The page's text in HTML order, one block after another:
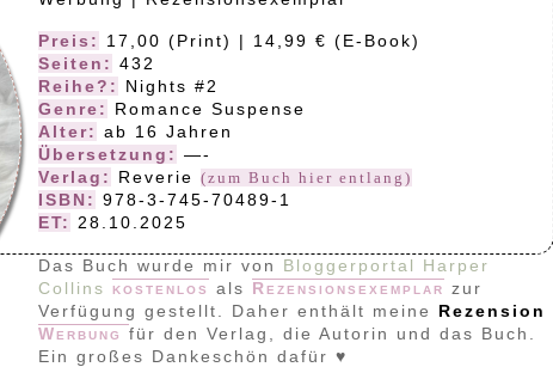
Preis:
17,00 (Print) | 14,99 € (E-Book)
Seiten: 432
Reihe?:
Nights #2
Genre:
Romance Suspense
Alter: ab 16 Jahren
Übersetzung: —-
Verlag:
Reverie (zum Buch hier entlang)
ISBN: 978-3-745-70489-1
ET:
28.10.2025
Das Buch wurde mir von Bloggerportal Harper
Collins kostenlos als Rezensionsexemplar zur
Verfügung gestellt. Daher enthält meine Rezension
Werbung für den Verlag, die Autorin und das Buch.
Ein großes Dankeschön dafür ♥